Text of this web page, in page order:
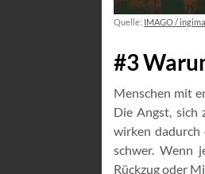
Quelle: IMAGO /
#3
Menschen mit
Die Angst, sich
wirken dadurch
schwer. Wenn
Rückzug oder